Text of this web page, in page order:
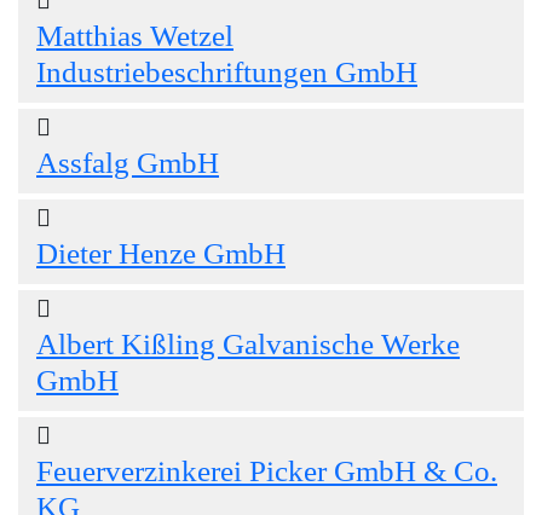
Matthias Wetzel
Industriebeschriftungen GmbH
Assfalg GmbH
Dieter Henze GmbH
Albert Kißling Galvanische Werke
GmbH
Feuerverzinkerei Picker GmbH & Co.
KG